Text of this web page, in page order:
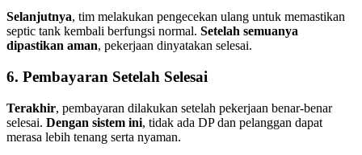
Selanjutnya, tim melakukan pengecekan ulang untuk memastikan
septic tank kembali berfungsi normal. Setelah semuanya
dipastikan aman, pekerjaan dinyatakan selesai.
6. Pembayaran Setelah Selesai
Terakhir, pembayaran dilakukan setelah pekerjaan benar-benar
selesai. Dengan sistem ini, tidak ada DP dan pelanggan dapat
merasa lebih tenang serta nyaman.